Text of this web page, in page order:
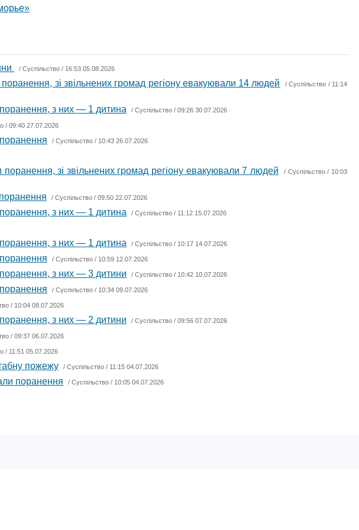
/ Суспільство / 16:53 05.08.2026
зі звільнених громад регіону евакуювали 14 людей /Суспільство / 11:14
з них — 1 дитина / Суспільство / 09:26 30.07.2026
/ 09:40 27.07.2026
/ Суспільство / 10:43 26.07.2026
зі звільнених громад регіону евакуювали 7 людей / Суспільство/ 10:03
/ Суспільство / 09:50 22.07.2026
з них — 1 дитина / Суспільство / 11:12 15.07.2026
з них — 1 дитина / Суспільство / 10:17 14.07.2026
/ Суспільство / 10:59 12.07.2026
з них — 3 дитини / Суспільство / 10:42 10.07.2026
/ Суспільство / 10:34 09.07.2026
/ 10:04 08.07.2026
з них — 2 дитини / Суспільство / 09:56 07.07.2026
/ 09:37 06.07.2026
/ 11:51 05.07.2026
пожежу / Суспільство / 11:15 04.07.2026
поранення / Суспільство / 10:05 04.07.2026